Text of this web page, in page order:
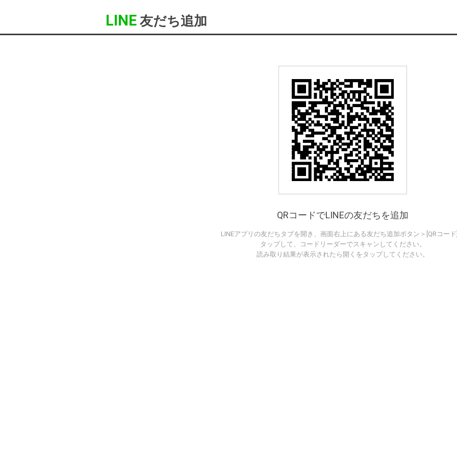
LINE 友だち追加
QRコードでLINEの友だちを追加
LINEアプリの友だちタブを開き、画面右上にある友だち追加ボタン＞[QRコー
タップして、コードリーダーでスキャンしてください。
読み取り結果が表示されたら開くをタップしてください。